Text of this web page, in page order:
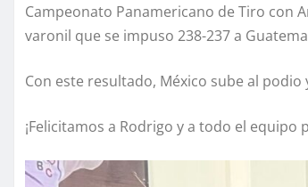
Campeonato Panamericano de Tiro con
varonil que se impuso 238-237 a
Con este resultado, México sube al
¡Felicitamos a Rodrigo y a todo el